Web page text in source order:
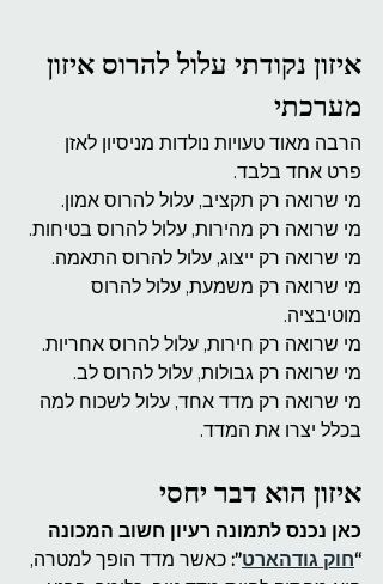
איזון נקודתי עלול להרוס איזון
מערכתי
הרבה מאוד טעויות נולדות מניסיון לאזן
פרט אחד בלבד.
מי שרואה רק תקציב, עלול להרוס אמון.
מי שרואה רק מהירות, עלול להרוס בטיחות.
מי שרואה רק ייצוג, עלול להרוס התאמה.
מי שרואה רק משמעת, עלול להרוס
מוטיבציה.
מי שרואה רק חירות, עלול להרוס אחריות.
מי שרואה רק גבולות, עלול להרוס לב.
מי שרואה רק מדד אחד, עלול לשכוח למה
בכלל יצרו את המדד.
איזון הוא דבר יחסי
כאן נכנס לתמונה רעיון חשוב המכונה
“חוק גודהארט”: כאשר מדד הופך למטרה,